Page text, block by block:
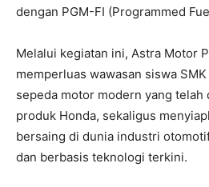
dengan PGM-FI (Programmed
Melalui kegiatan ini, Astra Motor
memperluas wawasan siswa
sepeda motor modern yang telah
produk Honda, sekaligus
bersaing di dunia industri
dan berbasis teknologi terkini.